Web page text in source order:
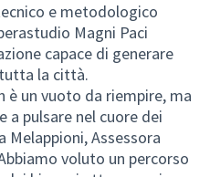
e metodologico
Magni Paci
capace di generare
la città.
è un vuoto da riempire, ma
a pulsare nel cuore dei
Melappioni, Assessora
voluto un percorso